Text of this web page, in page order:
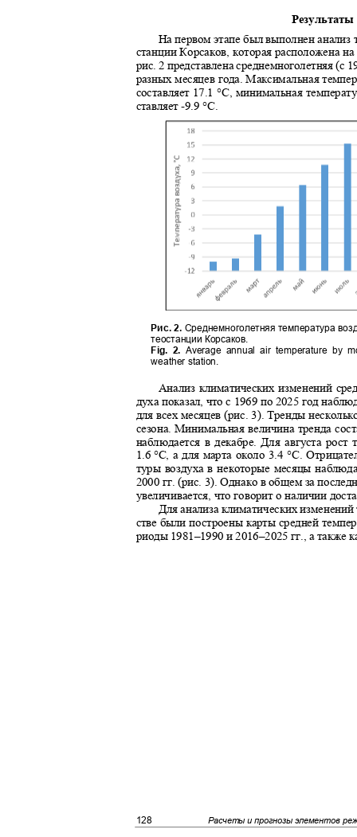
На первом этапе был выполнен
станции Корсаков, которая расположена
рис. 2 представлена среднемноголетняя (с
разных месяцев года. Максимальная
составляет 17.1 °С, минимальная
ставляет-9.9 °С.
Рис. 2. Среднемноголетняя температура
теостанции Корсаков.
Fig. 2. Average annual air temperature by
weather station.
Анализ климатических изменений
духа показал, что с 1969 по 2025 год
для всех месяцев (рис. 3). Тренды
сезона. Минимальная величина тренда
наблюдается в декабре. Для августа
1.6 °С, а для марта около 3.4 °С.
туры воздуха в некоторые месяцы
2000 гг. (рис. 3). Однако в общем за
увеличивается, что говорит о наличии
Для анализа климатических
стве были построены карты средней
риоды 1981–1990 и 2016–2025 гг., а также
128 Расчеты и прогнозы элементов